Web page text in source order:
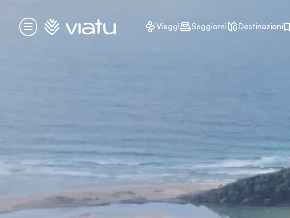
Menu
Homepage Viaggi Soggiorni Destinazioni